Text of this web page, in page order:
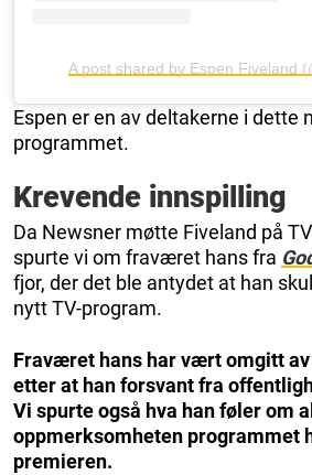
A post shared by Espen Fiveland
Espen er en av deltakerne i dette
programmet.
Krevende innspilling
Da Newsner møtte Fiveland på
spurte vi om fraværet hans fra
fjor, der det ble antydet at han
nytt TV-program.
Fraværet hans har vært omgitt
etter at han forsvant fra
Vi spurte også hva han føler om all
oppmerksomheten programmet
premieren.